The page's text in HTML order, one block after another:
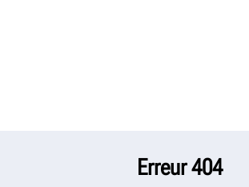
Erreur 404